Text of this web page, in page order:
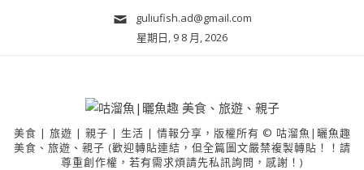
guliufish.ad@gmail.com
星期日, 9 8 月, 2026
美食 | 旅遊 | 親子 | 生活 | 情報分享，版權所有 © 咕溜魚|曬魚趣
美食、旅遊、親子 (歡迎轉貼連結，但全篇圖文嚴禁複製轉貼！！請
尊重創作權，若有需求煩請先私訊詢問，感謝！)